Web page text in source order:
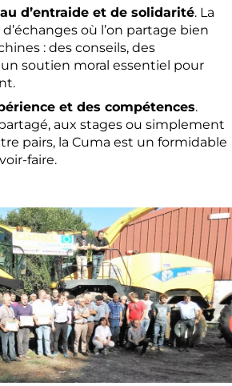
d’entraide et de solidarité. La
où l’on partage bien
: des conseils, des
soutien moral essentiel pour
et des compétences.
aux stages ou simplement
pairs, la Cuma est un formidable
faire.